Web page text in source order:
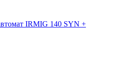
IRMIG 140 SYN +